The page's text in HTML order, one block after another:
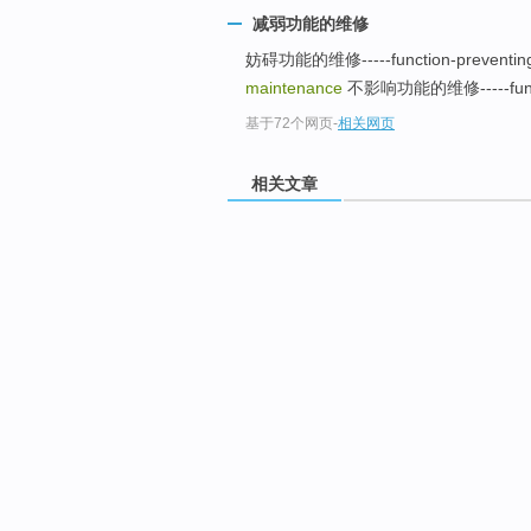
减弱功能的维修
妨碍功能的维修-----function-
maintenance 不影响功能的维修-----
基于72个网页-相关网页
相关文章